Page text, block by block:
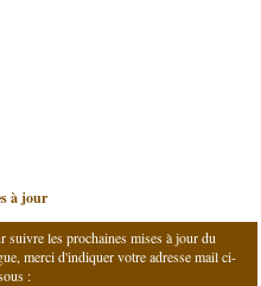
à jour
suivre les prochaines mises à jour du
merci d'indiquer votre adresse mail ci-
: